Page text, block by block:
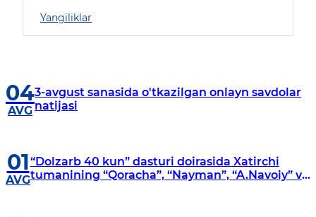
Yangiliklar
04
AVG
3-avgust sanasida o'tkazilgan onlayn savdolar
natijasi
01
AVG
“Dolzarb 40 kun” dasturi doirasida Xatirchi
tumanining “Qoracha”, “Nayman”, “A.Navoiy” va